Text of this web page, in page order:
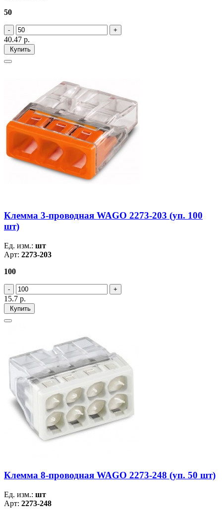
50
40.47 р.
Купить
Клемма 3-проводная WAGO 2273-203 (уп. 100
шт)
Ед. изм.: шт
Арт: 2273-203
100
15.7 р.
Купить
Клемма 8-проводная WAGO 2273-248 (уп. 50 шт)
Ед. изм.: шт
Арт: 2273-248